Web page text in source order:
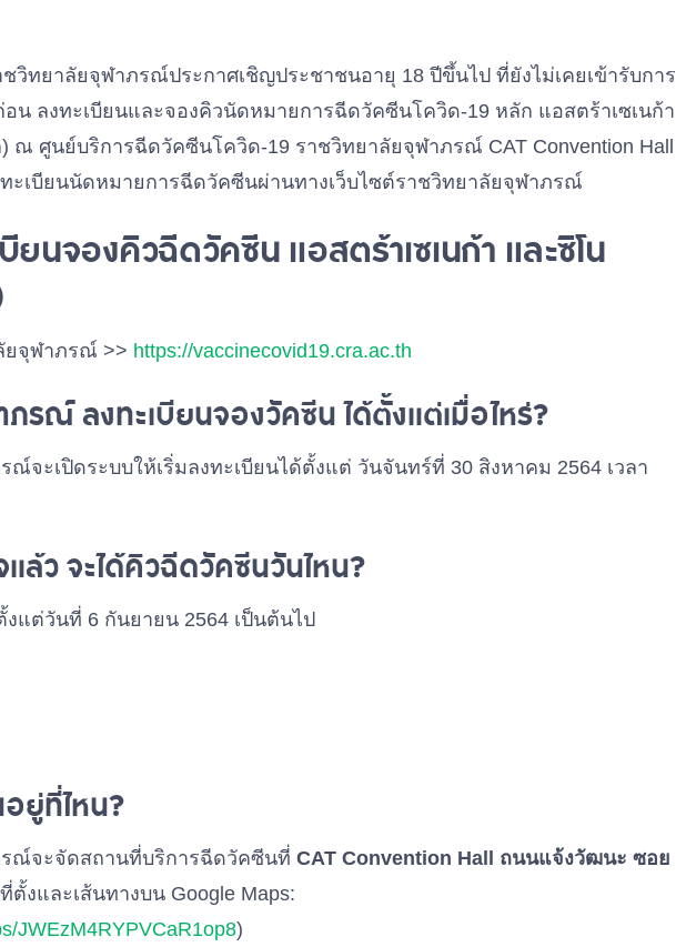
ชวิทยาลัยจุฬาภรณ์ประกาศเชิญประชาชนอายุ 18 ปีขึ้นไป ที่ยังไม่เคยเข้ารับการ
น ลงทะเบียนและจองคิวนัดหมายการฉีดวัคซีนโควิด-19 หลัก แอสตร้าเซเนก้า
ณ ศูนย์บริการฉีดวัคซีนโควิด-19 ราชวิทยาลัยจุฬาภรณ์ CAT Convention Hall
ะเบียนนัดหมายการฉีดวัคซีนผ่านทางเว็บไซต์ราชวิทยาลัยจุฬาภรณ์
ยนจองคิวฉีดวัคซีน แอสตร้าเซเนก้า และซิโน
ยจุฬาภรณ์ >> https://vaccinecovid19.cra.ac.th
รณ์ ลงทะเบียนจองวัคซีน ได้ตั้งแต่เมื่อไหร่?
ณ์จะเปิดระบบให้เริ่มลงทะเบียนได้ตั้งแต่ วันจันทร์ที่ 30 สิงหาคม 2564 เวลา
แล้ว จะได้คิวฉีดวัคซีนวันไหน?
แต่วันที่ 6 กันยายน 2564 เป็นต้นไป
ยู่ที่ไหน?
ณ์จะจัดสถานที่บริการฉีดวัคซีนที่ CAT Convention Hall ถนนแจ้งวัฒนะ ซอย
ตั้งและเส้นทางบน Google Maps:
JWEzM4RYPVCaR1op8)